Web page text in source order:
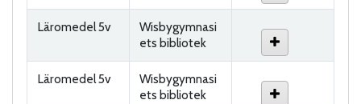
Läromedel 5v
Wisbygymnasi
ets bibliotek
Läromedel 5v
Wisbygymnasi
ets bibliotek